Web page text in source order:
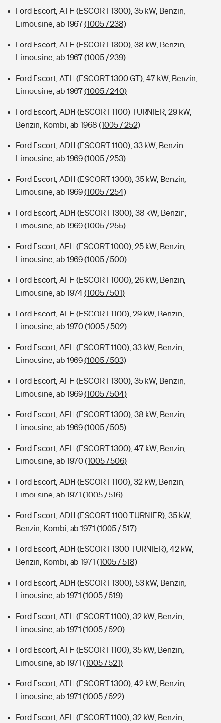
Ford Escort, ATH (ESCORT 1300), 35 kW, Benzin,
Limousine, ab 1967(1005 / 238)
Ford Escort, ATH (ESCORT 1300), 38 kW, Benzin,
Limousine, ab 1967(1005 / 239)
Ford Escort, ATH (ESCORT 1300 GT), 47 kW, Benzin,
Limousine, ab 1967(1005 / 240)
Ford Escort, ADH (ESCORT 1100) TURNIER, 29 kW,
Benzin, Kombi, ab 1968 (1005 / 252)
Ford Escort, ADH (ESCORT 1100), 33 kW, Benzin,
Limousine, ab 1969(1005 / 253)
Ford Escort, ADH (ESCORT 1300), 35 kW, Benzin,
Limousine, ab 1969(1005 / 254)
Ford Escort, ADH (ESCORT 1300), 38 kW, Benzin,
Limousine, ab 1969(1005 / 255)
Ford Escort, AFH (ESCORT 1000), 25 kW, Benzin,
Limousine, ab 1969(1005 / 500)
Ford Escort, AFH (ESCORT 1000), 26 kW, Benzin,
Limousine, ab 1974(1005 / 501)
Ford Escort, AFH (ESCORT 1100), 29 kW, Benzin,
Limousine, ab 1970(1005 / 502)
Ford Escort, AFH (ESCORT 1100), 33 kW, Benzin,
Limousine, ab 1969(1005 / 503)
Ford Escort, AFH (ESCORT 1300), 35 kW, Benzin,
Limousine, ab 1969(1005 / 504)
Ford Escort, AFH (ESCORT 1300), 38 kW, Benzin,
Limousine, ab 1969(1005 / 505)
Ford Escort, AFH (ESCORT 1300), 47 kW, Benzin,
Limousine, ab 1970(1005 / 506)
Ford Escort, ADH (ESCORT 1100), 32 kW, Benzin,
Limousine, ab 1971 (1005 / 516)
Ford Escort, ADH (ESCORT 1100 TURNIER), 35 kW,
Benzin, Kombi, ab 1971 (1005 / 517)
Ford Escort, ADH (ESCORT 1300 TURNIER), 42 kW,
Benzin, Kombi, ab 1971 (1005 / 518)
Ford Escort, ADH (ESCORT 1300), 53 kW, Benzin,
Limousine, ab 1971 (1005 / 519)
Ford Escort, ATH (ESCORT 1100), 32 kW, Benzin,
Limousine, ab 1971 (1005 / 520)
Ford Escort, ATH (ESCORT 1100), 35 kW, Benzin,
Limousine, ab 1971 (1005 / 521)
Ford Escort, ATH (ESCORT 1300), 42 kW, Benzin,
Limousine, ab 1971 (1005 / 522)
Ford Escort, AFH (ESCORT 1100), 32 kW, Benzin,